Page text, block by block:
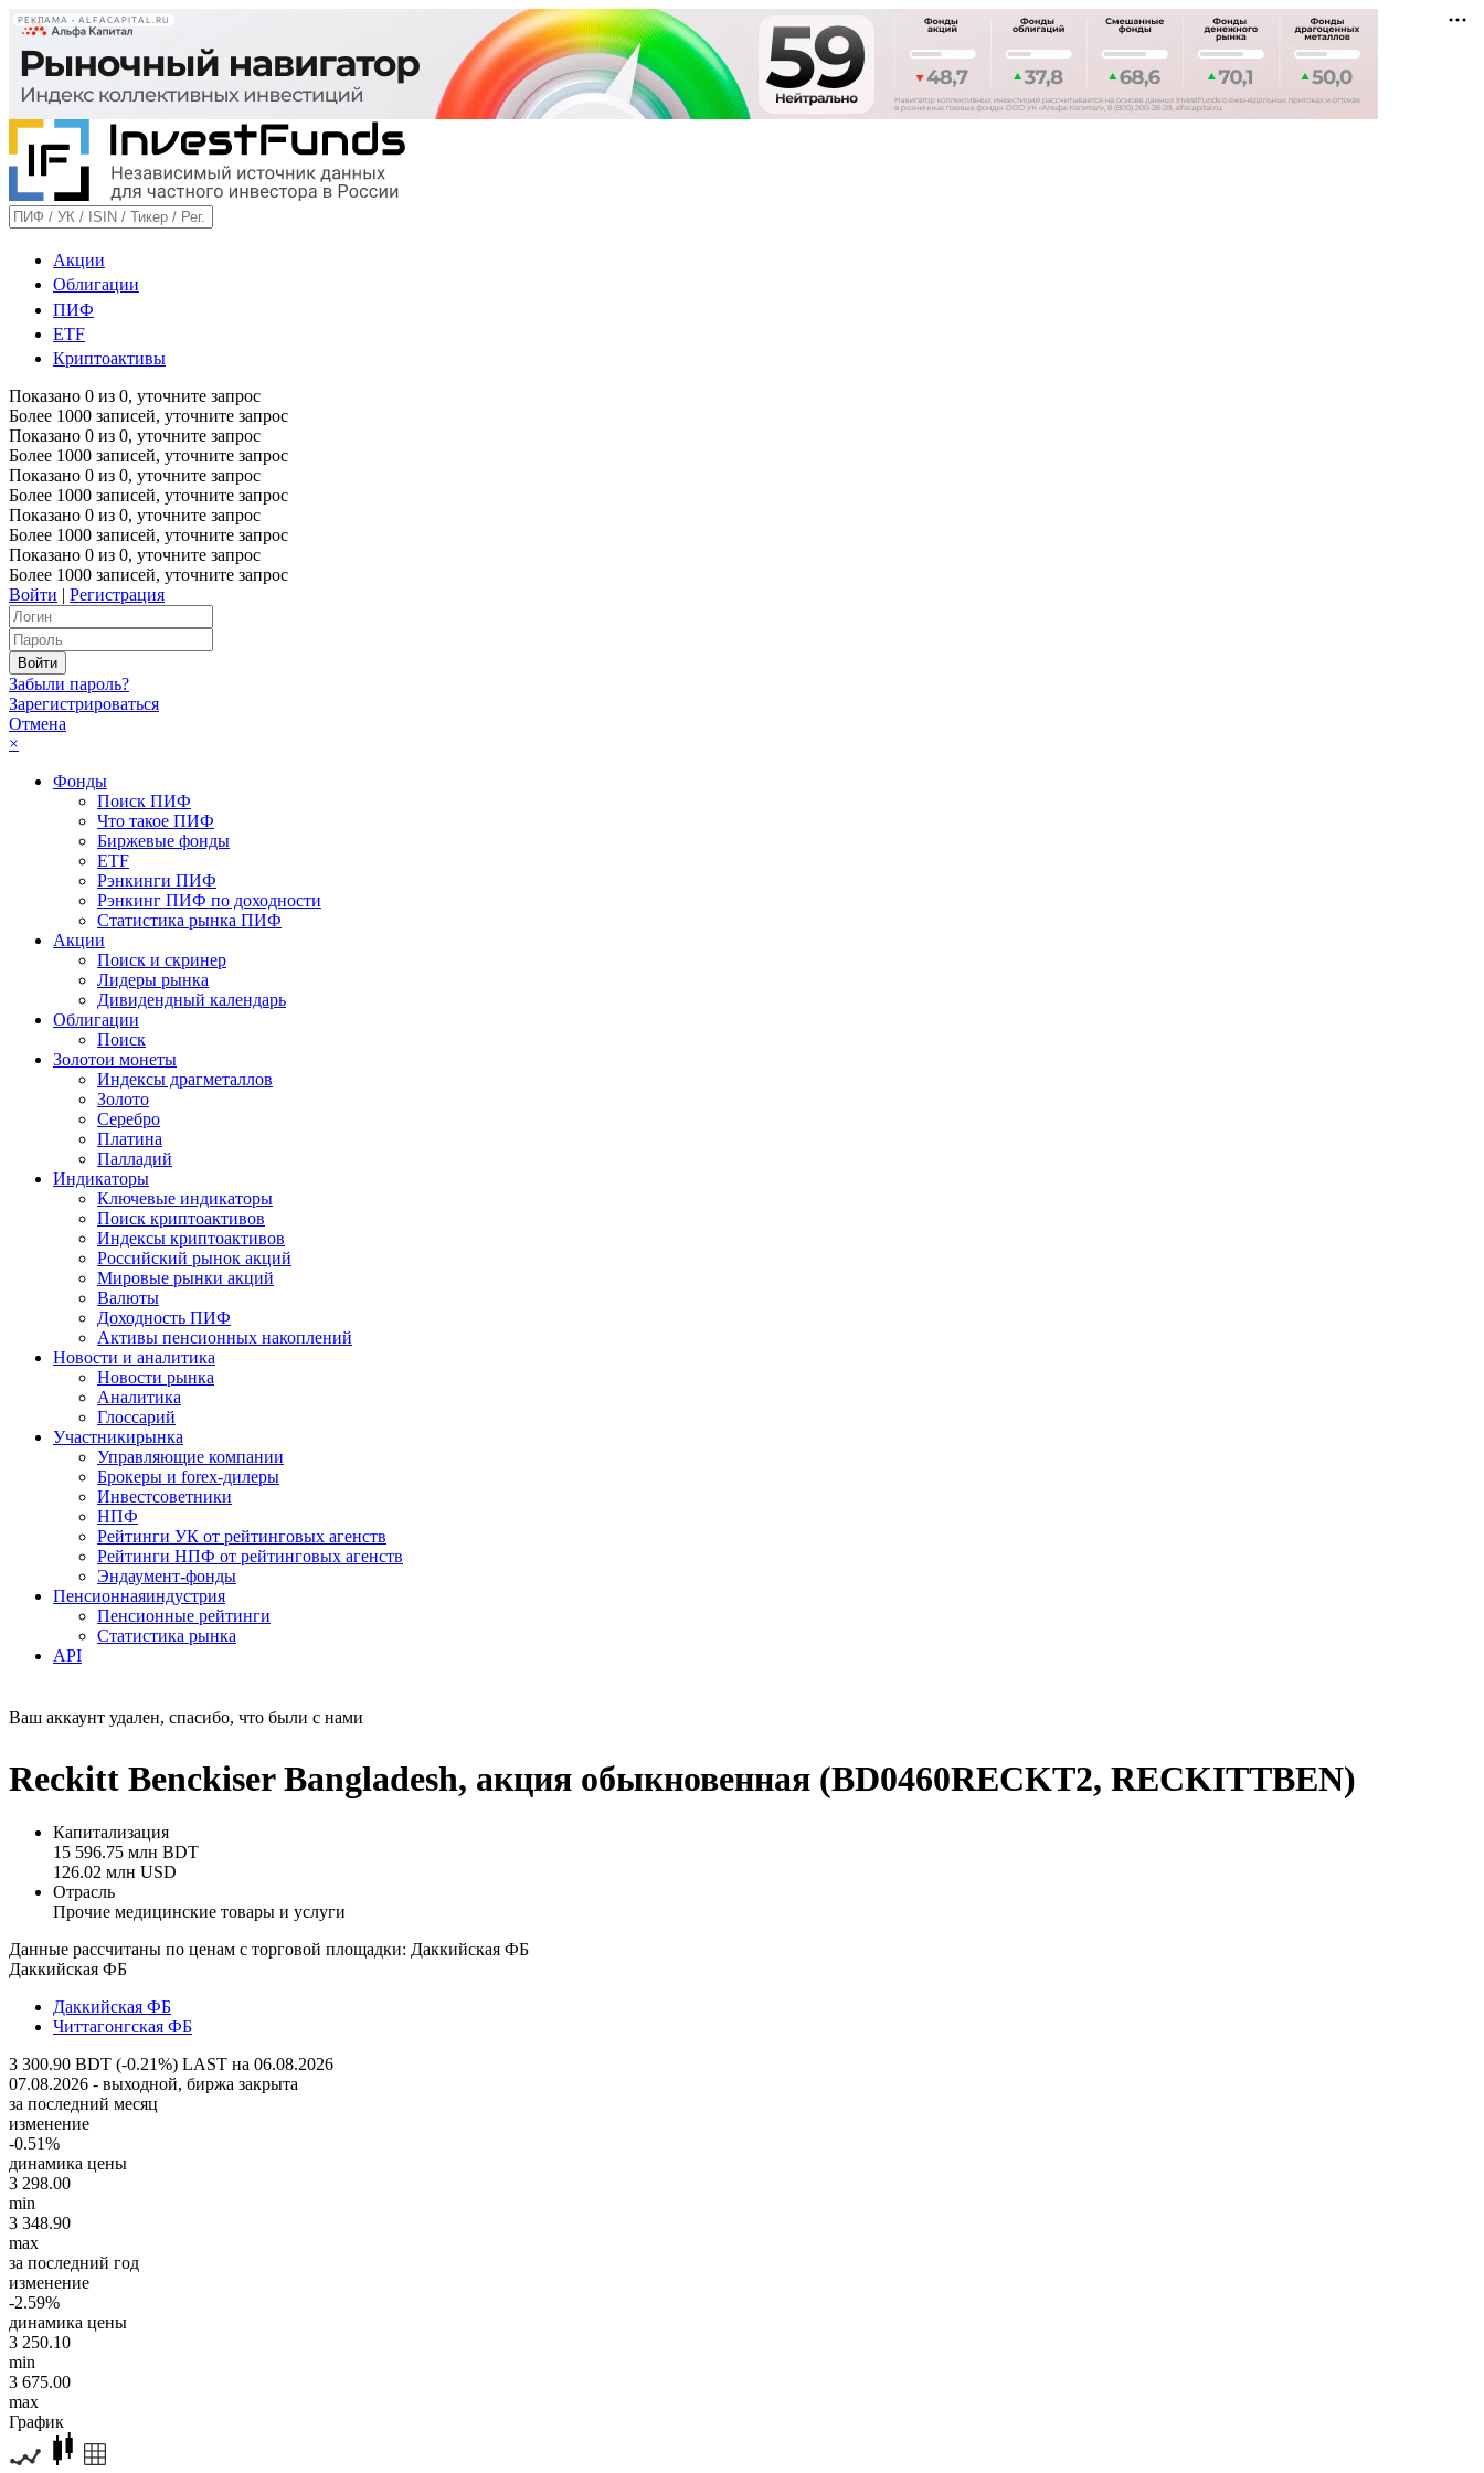
РЕКЛАМА • ALFACAPITAL.RU
Акции
Облигации
ПИФ
ETF
Криптоактивы
Показано 0 из 0, уточните запрос
Более 1000 записей, уточните запрос
Показано 0 из 0, уточните запрос
Более 1000 записей, уточните запрос
Показано 0 из 0, уточните запрос
Более 1000 записей, уточните запрос
Показано 0 из 0, уточните запрос
Более 1000 записей, уточните запрос
Показано 0 из 0, уточните запрос
Более 1000 записей, уточните запрос
Войти | Регистрация
Забыли пароль?
Зарегистрироваться
Отмена
×
Фонды
Поиск ПИФ
Что такое ПИФ
Биржевые фонды
ETF
Рэнкинги ПИФ
Рэнкинг ПИФ по доходности
Статистика рынка ПИФ
Акции
Поиск и скринер
Лидеры рынка
Дивидендный календарь
Облигации
Поиск
Золотои монеты
Индексы драгметаллов
Золото
Серебро
Платина
Палладий
Индикаторы
Ключевые индикаторы
Поиск криптоактивов
Индексы криптоактивов
Российский рынок акций
Мировые рынки акций
Валюты
Доходность ПИФ
Активы пенсионных накоплений
Новости и аналитика
Новости рынка
Аналитика
Глоссарий
Участникирынка
Управляющие компании
Брокеры и forex-дилеры
Инвестсоветники
НПФ
Рейтинги УК от рейтинговых агенств
Рейтинги НПФ от рейтинговых агенств
Эндаумент-фонды
Пенсионнаяиндустрия
Пенсионные рейтинги
Статистика рынка
API
Ваш аккаунт удален, спасибо, что были с нами
Reckitt Benckiser Bangladesh, акция обыкновенная (BD0460RECKT2, RECKITTBEN)
Капитализация
15 596.75 млн BDT
126.02 млн USD
Отрасль
Прочие медицинские товары и услуги
Данные рассчитаны по ценам с торговой площадки: Даккийская ФБ
Даккийская ФБ
Даккийская ФБ
Читтагонгская ФБ
3 300.90 BDT (-0.21%) LAST на 06.08.2026
07.08.2026 - выходной, биржа закрыта
за последний месяц
изменение
-0.51%
динамика цены
3 298.00
min
3 348.90
max
за последний год
изменение
-2.59%
динамика цены
3 250.10
min
3 675.00
max
График